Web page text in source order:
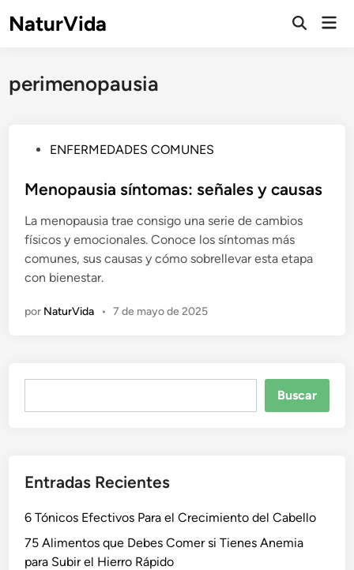
NaturVida
Abrir
perimenopausia
b
i
c
a
d
e
ENFERMEDADES COMUNES
Menopausia síntomas: señales y causas
La menopausia trae consigo una serie de cambios
físicos y emocionales. Conoce los síntomas más
comunes, sus causas y cómo sobrellevar esta etapa
con bienestar.
por NaturVida • 7 de mayo de 2025
Buscar
Entradas Recientes
6 Tónicos Efectivos Para el Crecimiento del Cabello
75 Alimentos que Debes Comer si Tienes Anemia
para Subir el Hierro Rápido